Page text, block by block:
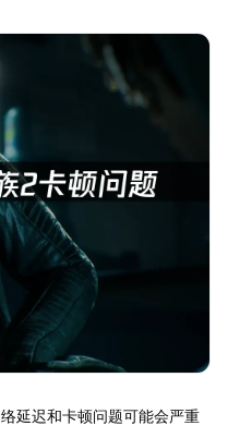
延迟和卡顿问题可能会严重